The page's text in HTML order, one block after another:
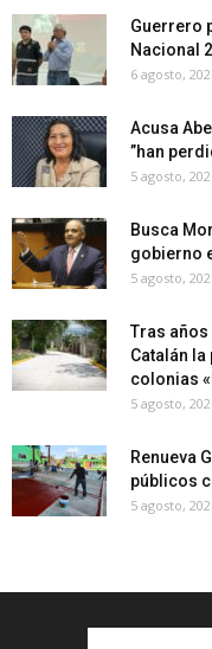
Guerrero
Nacional
6 agosto,
Acusa
”han
5 agosto,
Busca
gobierno
5 agosto,
Tras
Catalán
colonias
5 agosto,
Renueva
públicos
5 agosto,